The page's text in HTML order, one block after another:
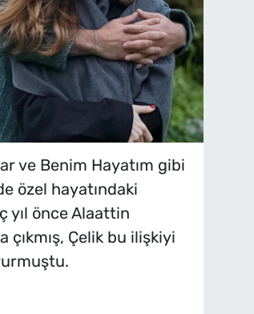
ve Benim Hayatım gibi
özel hayatındaki
yıl önce Alaattin
çıkmış, Çelik bu ilişkiyi